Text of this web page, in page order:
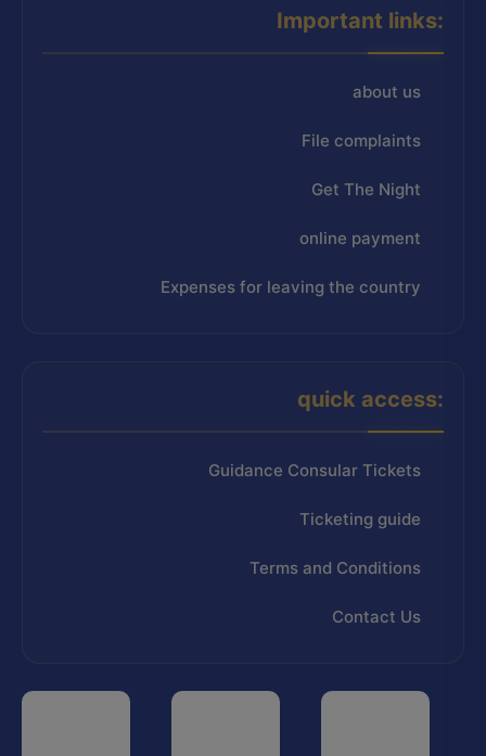
Important links:
about us
File complaints
Get The Night
online payment
Expenses for leaving the country
quick access:
Guidance Consular Tickets
Ticketing guide
Terms and Conditions
Contact Us